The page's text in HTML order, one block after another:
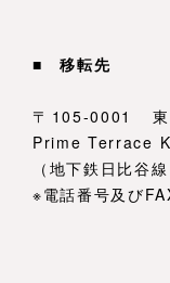
■ 移転先
〒105-0001
Prime Terrace
（地下鉄日比谷
※電話番号及び